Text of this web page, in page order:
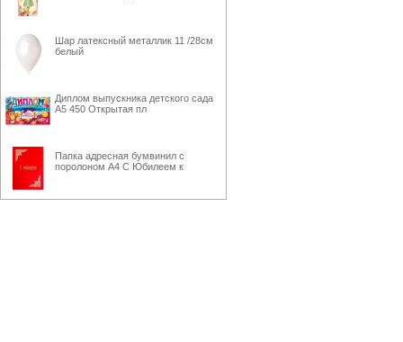
Шар латексный металлик 11 /28см
белый
Диплом выпускника детского сада
А5 450 Открытая пл
Папка адресная бумвинил с
поролоном А4 С Юбилеем к